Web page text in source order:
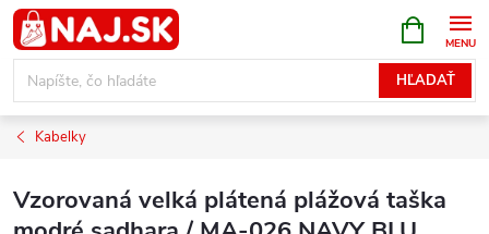
Prejsť
na
obsah
HĽADAŤ
KOŠÍK
Kabelky
Vzorovaná velká plátená plážová taška